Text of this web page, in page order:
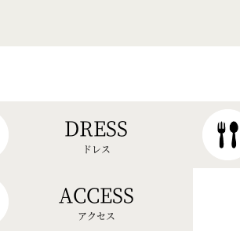
DRESS
ドレス
ACCESS
アクセス